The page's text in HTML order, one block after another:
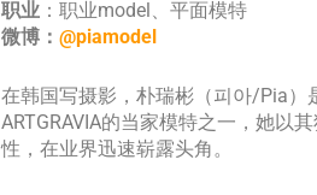
职业 ：职业model、平面模特
微博：@piamodel
在韩国写摄影，朴瑞彬（피아/Pia）
ARTGRAVIA的当家模特之一，她以
性，在业界迅速崭露头角。